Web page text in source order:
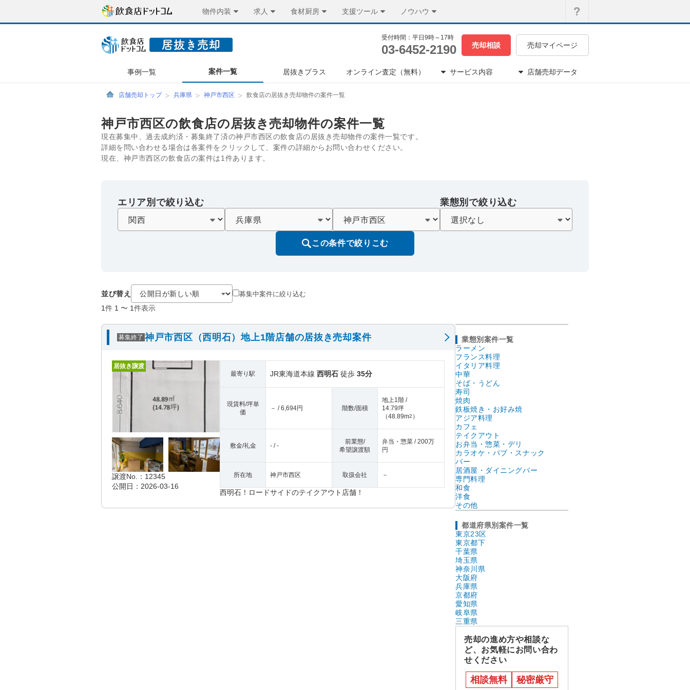
物件内装 求人 食材厨房 支援ツール ノウハウ
受付時間：平日9時～17時
03-6452-2190 売却相談 売却マイページ
事例一覧 案件一覧 居抜きプラス オンライン査定（無料） サービス内容 店舗売却データ
店舗売却トップ 兵庫県 神戸市西区 飲食店の居抜き売却物件の案件一覧
神戸市西区の飲食店の居抜き売却物件の案件一覧
現在募集中、過去成約済・募集終了済の神戸市西区の飲食店の居抜き売却物件の案件一覧です。
詳細を問い合わせる場合は各案件をクリックして、案件の詳細からお問い合わせください。
現在、神戸市西区の飲食店の案件は1件あります。
エリア別で絞り込む 業態別で絞り込む
この条件で絞りこむ
並び替え 募集中案件に絞り込む
1件 1 〜 1件表示
募集終了 神戸市西区（西明石）地上1階店舗の居抜き売却案件
居抜き譲渡
譲渡No.：12345
公開日：2026-03-16
最寄り駅 JR東海道本線 西明石 徒歩 35分
現賃料/坪単
価
－ / 6,694円 階数/面積
地上1階 /
14.79坪
（48.89m2 ）
敷金/礼金 - / -
前業態/
希望譲渡額
弁当・惣菜 / 200万
円
所在地 神戸市西区 取扱会社 －
西明石！ロードサイドのテイクアウト店舗！
業態別案件一覧
ラーメン
フランス料理
イタリア料理
中華
そば・うどん
寿司
焼肉
鉄板焼き・お好み焼
アジア料理
カフェ
テイクアウト
お弁当・惣菜・デリ
カラオケ・パブ・スナック
バー
居酒屋・ダイニングバー
専門料理
和食
洋食
その他
都道府県別案件一覧
東京23区
東京都下
千葉県
埼玉県
神奈川県
大阪府
兵庫県
京都府
愛知県
岐阜県
三重県
売却の進め方や相談な
ど、お気軽にお問い合わ
せください
相談無料 秘密厳守